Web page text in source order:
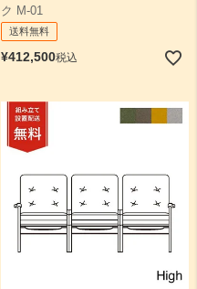
ク M-01
送料無料
¥412,500税込